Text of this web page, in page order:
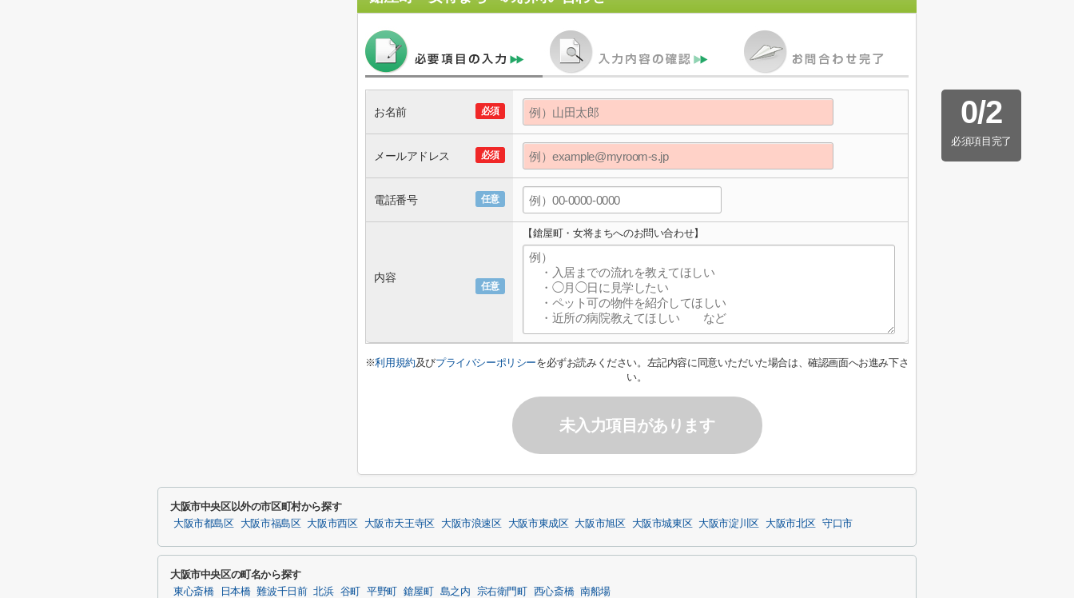
0/2
必須項目完了
必須
お名前
必須
メールアドレス
任意
電話番号
任意
内容
【鎗屋町・女将まちへのお問い合わせ】
※利用規約及びプライバシーポリシーを必ずお読みください。左記内容に同意いただいた場合は、確認画面へお進み下さ
い。
未入力項目があります
大阪市中央区以外の市区町村から探す
大阪市都島区 大阪市福島区 大阪市西区 大阪市天王寺区 大阪市浪速区 大阪市東成区 大阪市旭区 大阪市城東区 大阪市淀川区 大阪市北区 守口市
大阪市中央区の町名から探す
東心斎橋 日本橋 難波千日前 北浜 谷町 平野町 鎗屋町 島之内 宗右衛門町 西心斎橋 南船場